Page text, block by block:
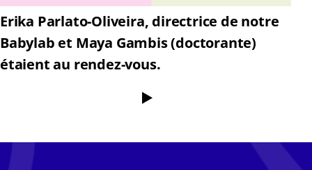
Erika Parlato-Oliveira, directrice de notre
Babylab et Maya Gambis (doctorante)
étaient au rendez-vous.